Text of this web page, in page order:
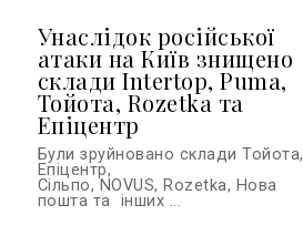
Унаслідок російської
атаки на Київ знищено
склади Intertop, Puma,
Тойота, Rozetka та
Епіцентр
Були зруйновано склади Тойота,
Епіцентр,
Сільпо, NOVUS, Rozetka, Нова
пошта та інших ...